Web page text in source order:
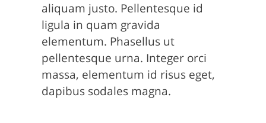
aliquam justo. Pellentesque id
ligula in quam gravida
elementum. Phasellus ut
pellentesque urna. Integer orci
massa, elementum id risus eget,
dapibus sodales magna.